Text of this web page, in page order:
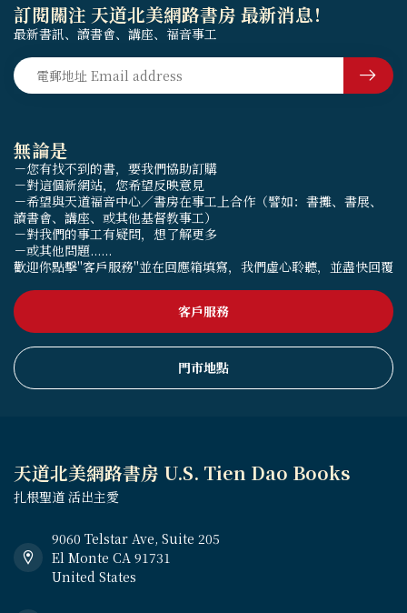
無論是
－您有找不到的書，要我們協助訂購
－對這個新網站，您希望反映意見
－希望與天道福音中心／書房在事工上合作（譬如：書攤、書展、
讀書會、講座、或其他基督教事工）
－對我們的事工有疑問，想了解更多
－或其他問題......
歡迎你點擊"客戶服務"並在回應箱填寫，我們虛心聆聽，並盡快回覆
客戶服務
門市地點
訂閱關注 天道北美網路書房 最新消息！
最新書訊、讀書會、講座、福音事工
天道北美網路書房 U.S. Tien Dao Books
扎根聖道 活出主愛
9060 Telstar Ave, Suite 205
El Monte CA 91731
United States